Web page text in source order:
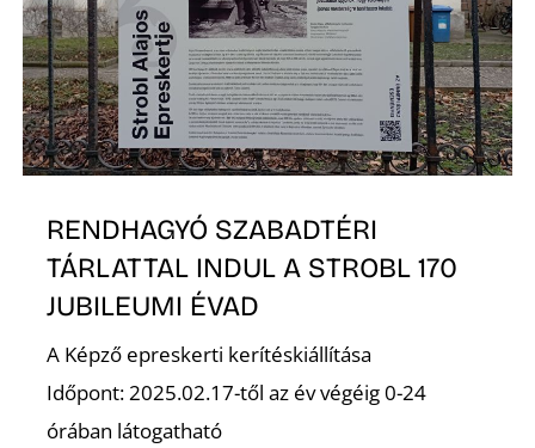
RENDHAGYÓ SZABADTÉRI
TÁRLATTAL INDUL A STROBL 170
JUBILEUMI ÉVAD
A Képző epreskerti kerítéskiállítása
Időpont: 2025.02.17-től az év végéig 0-24
órában látogatható